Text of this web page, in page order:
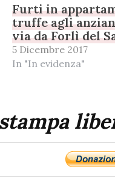
Furti in
truffe agli
via da Forlì del
5 Dicembre 2017
In "In evidenza"